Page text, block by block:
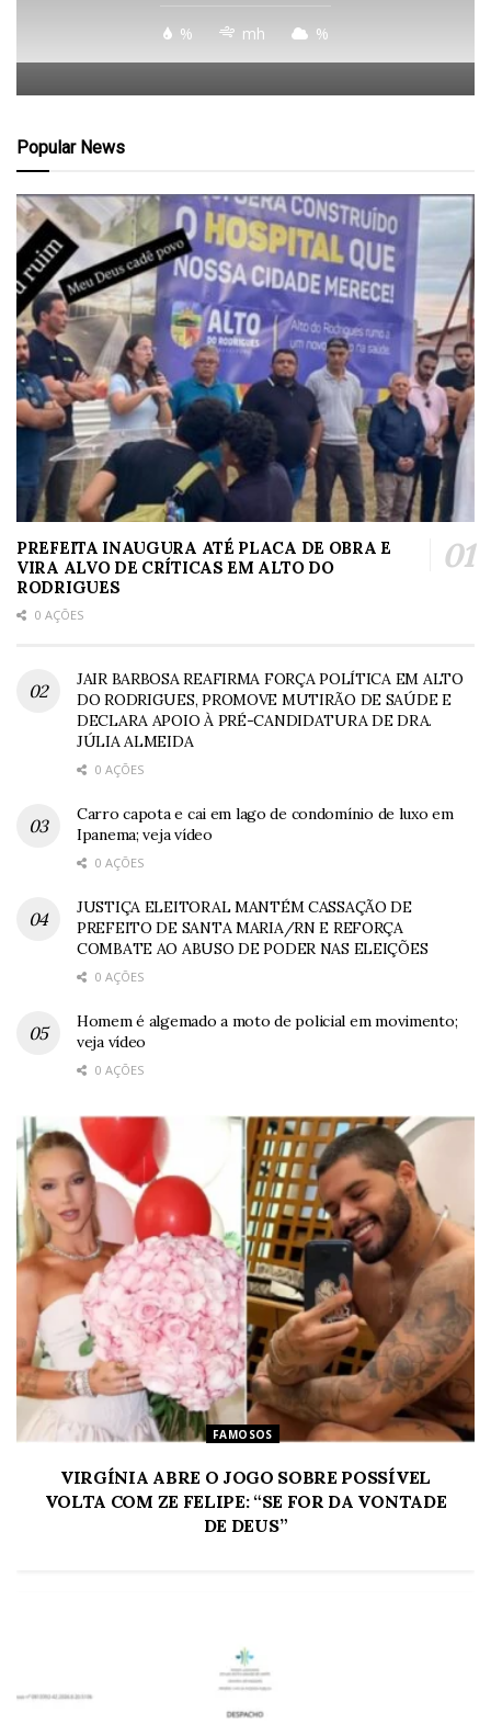
% mh %
Popular News
PREFEITA INAUGURA ATÉ PLACA DE OBRA E
VIRA ALVO DE CRÍTICAS EM ALTO DO
RODRIGUES
0 AÇÕES
JAIR BARBOSA REAFIRMA FORÇA POLÍTICA EM ALTO
DO RODRIGUES, PROMOVE MUTIRÃO DE SAÚDE E
DECLARA APOIO À PRÉ-CANDIDATURA DE DRA.
JÚLIA ALMEIDA
0 AÇÕES
Carro capota e cai em lago de condomínio de luxo em
Ipanema; veja vídeo
0 AÇÕES
JUSTIÇA ELEITORAL MANTÉM CASSAÇÃO DE
PREFEITO DE SANTA MARIA/RN E REFORÇA
COMBATE AO ABUSO DE PODER NAS ELEIÇÕES
0 AÇÕES
Homem é algemado a moto de policial em movimento;
veja vídeo
0 AÇÕES
FAMOSOS
VIRGÍNIA ABRE O JOGO SOBRE POSSÍVEL
VOLTA COM ZE FELIPE: “SE FOR DA VONTADE
DE DEUS”